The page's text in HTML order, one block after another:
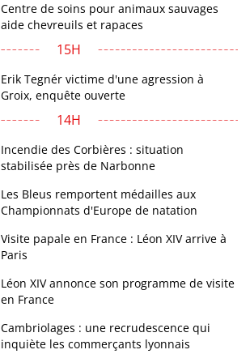
Centre de soins pour animaux sauvages
aide chevreuils et rapaces
15H
Erik Tegnér victime d'une agression à
Groix, enquête ouverte
14H
Incendie des Corbières : situation
stabilisée près de Narbonne
Les Bleus remportent médailles aux
Championnats d'Europe de natation
Visite papale en France : Léon XIV arrive à
Paris
Léon XIV annonce son programme de visite
en France
Cambriolages : une recrudescence qui
inquiète les commerçants lyonnais